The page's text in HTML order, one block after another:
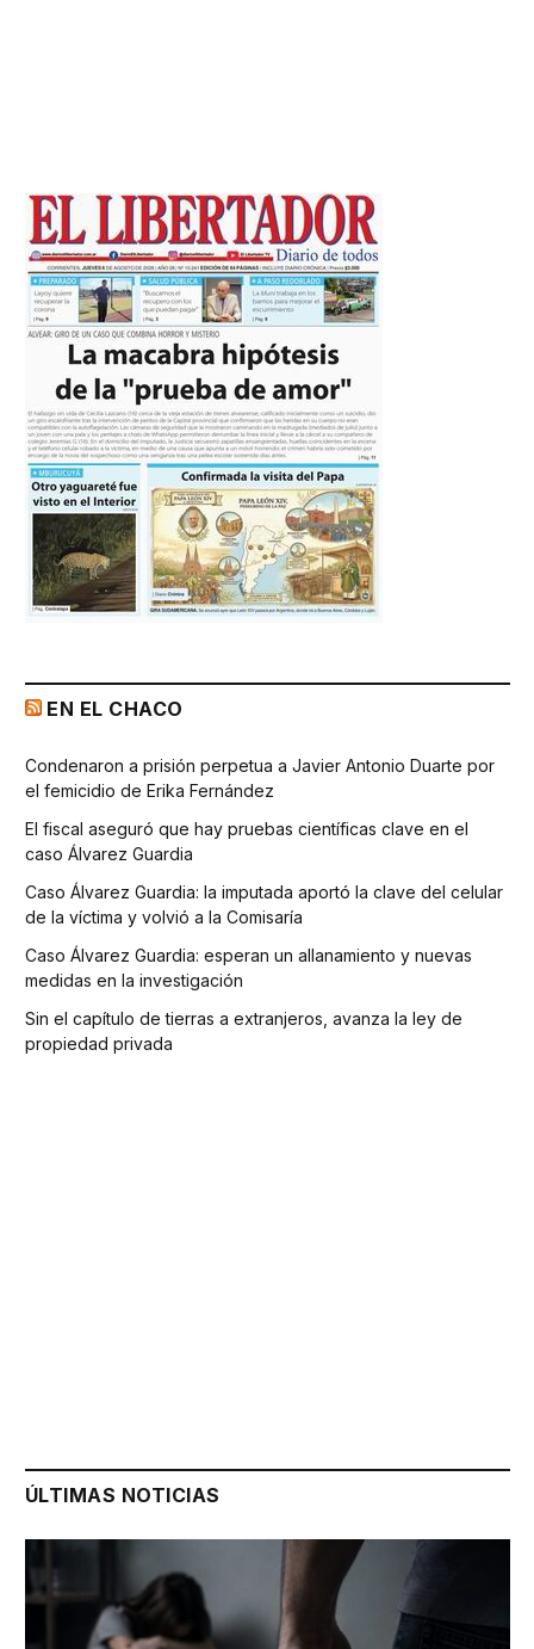
EN EL CHACO
Condenaron a prisión perpetua a Javier Antonio Duarte por
el femicidio de Erika Fernández
El fiscal aseguró que hay pruebas científicas clave en el
caso Álvarez Guardia
Caso Álvarez Guardia: la imputada aportó la clave del celular
de la víctima y volvió a la Comisaría
Caso Álvarez Guardia: esperan un allanamiento y nuevas
medidas en la investigación
Sin el capítulo de tierras a extranjeros, avanza la ley de
propiedad privada
ÚLTIMAS NOTICIAS